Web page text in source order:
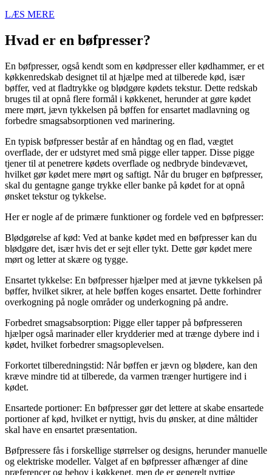
LÆS MERE
Hvad er en bøfpresser?
En bøfpresser, også kendt som en kødpresser eller kødhammer, er et
køkkenredskab designet til at hjælpe med at tilberede kød, især
bøffer, ved at fladtrykke og blødgøre kødets tekstur. Dette redskab
bruges til at opnå flere formål i køkkenet, herunder at gøre kødet
mere mørt, jævn tykkelsen på bøffen for ensartet madlavning og
forbedre smagsabsorptionen ved marinering.
En typisk bøfpresser består af en håndtag og en flad, vægtet
overflade, der er udstyret med små pigge eller tapper. Disse pigge
tjener til at penetrere kødets overflade og nedbryde bindevævet,
hvilket gør kødet mere mørt og saftigt. Når du bruger en bøfpresser,
skal du gentagne gange trykke eller banke på kødet for at opnå
ønsket tekstur og tykkelse.
Her er nogle af de primære funktioner og fordele ved en bøfpresser:
Blødgørelse af kød: Ved at banke kødet med en bøfpresser kan du
blødgøre det, især hvis det er sejt eller tykt. Dette gør kødet mere
mørt og letter at skære og tygge.
Ensartet tykkelse: En bøfpresser hjælper med at jævne tykkelsen på
bøffer, hvilket sikrer, at hele bøffen koges ensartet. Dette forhindrer
overkogning på nogle områder og underkogning på andre.
Forbedret smagsabsorption: Pigge eller tapper på bøfpresseren
hjælper også marinader eller krydderier med at trænge dybere ind i
kødet, hvilket forbedrer smagsoplevelsen.
Forkortet tilberedningstid: Når bøffen er jævn og blødere, kan den
kræve mindre tid at tilberede, da varmen trænger hurtigere ind i
kødet.
Ensartede portioner: En bøfpresser gør det lettere at skabe ensartede
portioner af kød, hvilket er nyttigt, hvis du ønsker, at dine måltider
skal have en ensartet præsentation.
Bøfpressere fås i forskellige størrelser og designs, herunder manuelle
og elektriske modeller. Valget af en bøfpresser afhænger af dine
præferencer og behov i køkkenet, men de er generelt nyttige